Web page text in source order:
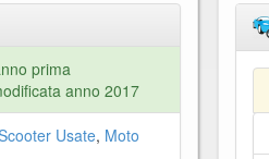
prima
anno 2017
Usate, Moto